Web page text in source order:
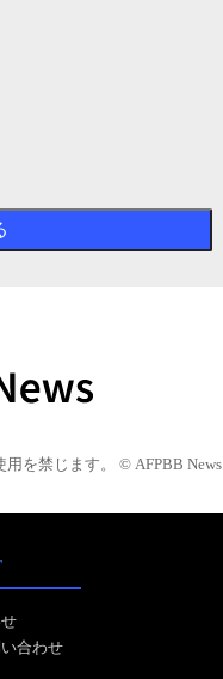
を禁じます。 © AFPBB News
合わせ